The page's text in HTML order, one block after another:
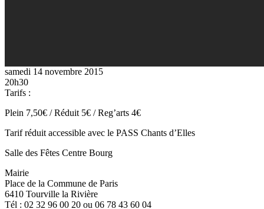
samedi 14 novembre 2015
20h30
Tarifs :
Plein 7,50€ / Réduit 5€ / Reg’arts 4€
Tarif réduit accessible avec le PASS Chants d’Elles
Salle des Fêtes Centre Bourg
Mairie
Place de la Commune de Paris
6410 Tourville la Rivière
Tél : 02 32 96 00 20 ou 06 78 43 60 04